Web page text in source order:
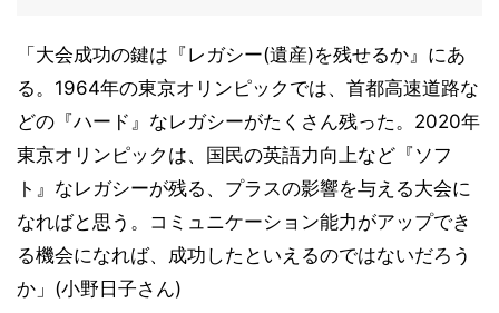
「大会成功の鍵は『レガシー(遺産)を残せるか』にあ
る。1964年の東京オリンピックでは、首都高速道路な
どの『ハード』なレガシーがたくさん残った。2020年
東京オリンピックは、国民の英語力向上など『ソフ
ト』なレガシーが残る、プラスの影響を与える大会に
なればと思う。コミュニケーション能力がアップでき
る機会になれば、成功したといえるのではないだろう
か」(小野日子さん)